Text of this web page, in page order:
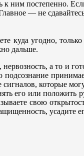
к ним постепенно.
— не
куда угодно,
дальше.
а то и
которые
его или
свою
усадите